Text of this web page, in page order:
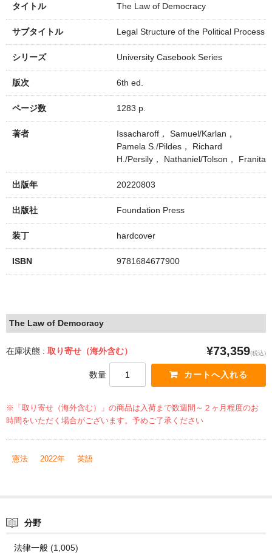
タイトル The Law of Democracy
サブタイトル Legal Structure of the Political Process
シリーズ University Casebook Series
版次 6th ed.
ページ数 1283 p.
著者
Issacharoff， Samuel/Karlan，
Pamela S./Pildes， Richard
H./Persily， Nathaniel/Tolson， Franita
出版年 20220803
出版社 Foundation Press
装丁 hardcover
ISBN 9781684677900
The Law of Democracy
在庫状態 : 取り寄せ（海外含む） ¥73,359(税込)
数量
※「取り寄せ（海外含む）」の商品は入荷まで数週間～２ヶ月程度のお
時間をいただく場合がございます。予めご了承ください
憲法 2022年 英語
分野
法律一般(1,005)